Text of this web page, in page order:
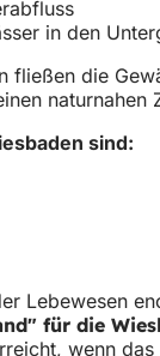
in den
fließen die
sind:
Lebewesen
für die
wenn